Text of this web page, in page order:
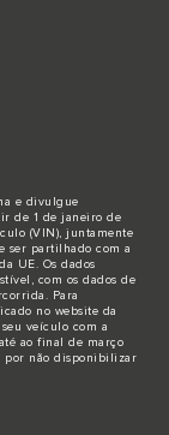
e divulgue
de 1 de janeiro de
(VIN), juntamente
ser partilhado com a
UE. Os dados
com os dados de
Para
no website da
veículo com a
ao final de março
por não disponibilizar